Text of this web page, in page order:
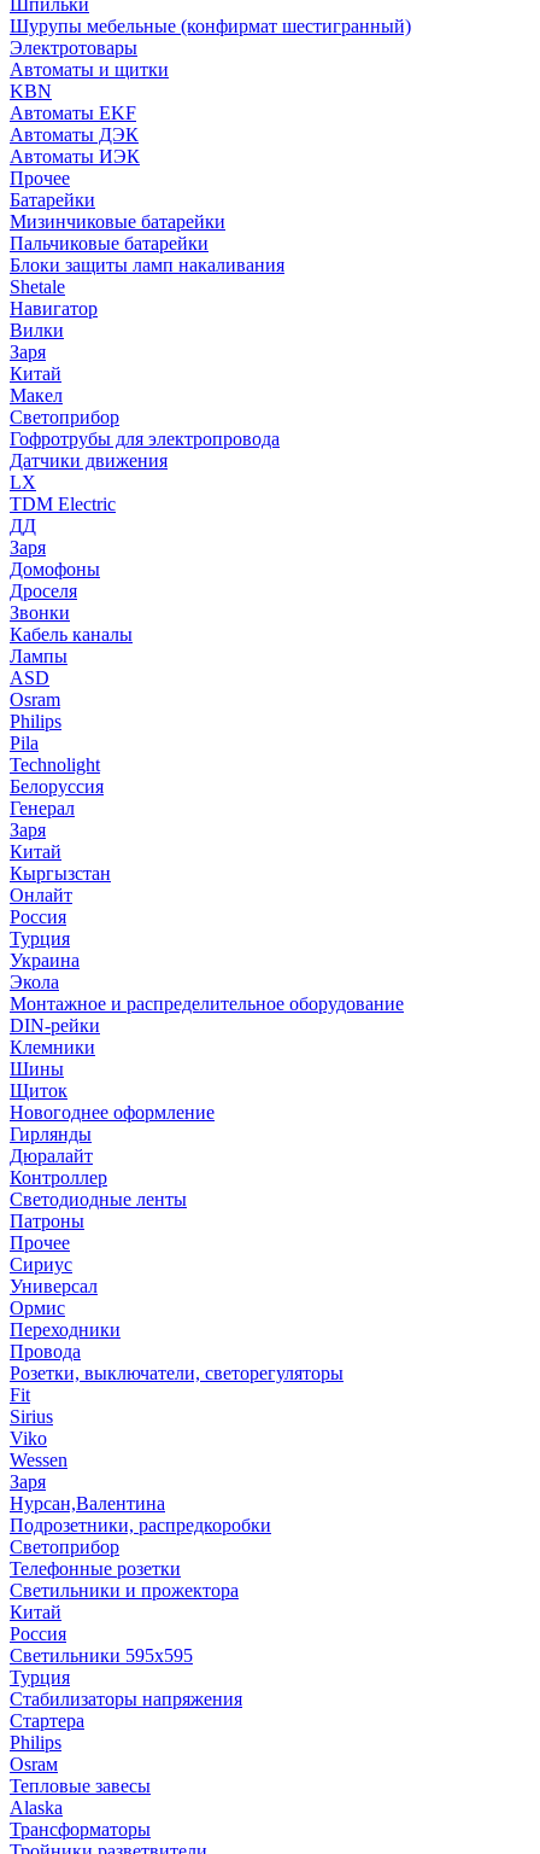
Шпильки
Шурупы мебельные (конфирмат шестигранный)
Электротовары
Автоматы и щитки
KBN
Автоматы EKF
Автоматы ДЭК
Автоматы ИЭК
Прочее
Батарейки
Мизинчиковые батарейки
Пальчиковые батарейки
Блоки защиты ламп накаливания
Shetale
Навигатор
Вилки
Заря
Китай
Макел
Светоприбор
Гофротрубы для электропровода
Датчики движения
LX
TDM Electric
ДД
Заря
Домофоны
Дроселя
Звонки
Кабель каналы
Лампы
ASD
Osram
Philips
Pila
Technolight
Белоруссия
Генерал
Заря
Китай
Кыргызстан
Онлайт
Россия
Турция
Украина
Экола
Монтажное и распределительное оборудование
DIN-рейки
Клемники
Шины
Щиток
Новогоднее оформление
Гирлянды
Дюралайт
Контроллер
Светодиодные ленты
Патроны
Прочее
Сириус
Универсал
Ормис
Переходники
Провода
Розетки, выключатели, светорегуляторы
Fit
Sirius
Viko
Wessen
Заря
Нурсан,Валентина
Подрозетники, распредкоробки
Светоприбор
Телефонные розетки
Светильники и прожектора
Китай
Россия
Светильники 595х595
Турция
Стабилизаторы напряжения
Стартера
Philips
Оsrам
Тепловые завесы
Alaska
Трансформаторы